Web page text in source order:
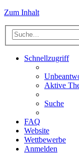
Zum Inhalt
Schnellzugriff
Aktive
Suche
FAQ
Website
Wettbewerbe
Anmelden